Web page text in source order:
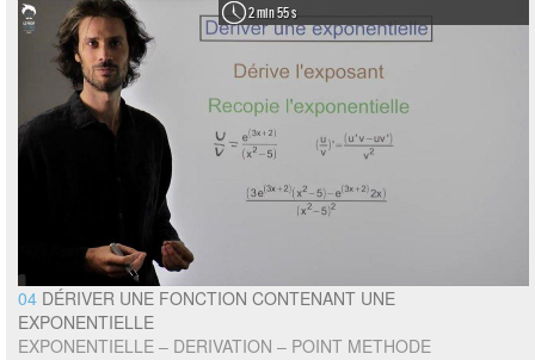
2 min 55 s
04 DÉRIVER UNE FONCTION CONTENANT UNE
EXPONENTIELLE
EXPONENTIELLE – DERIVATION – POINT METHODE